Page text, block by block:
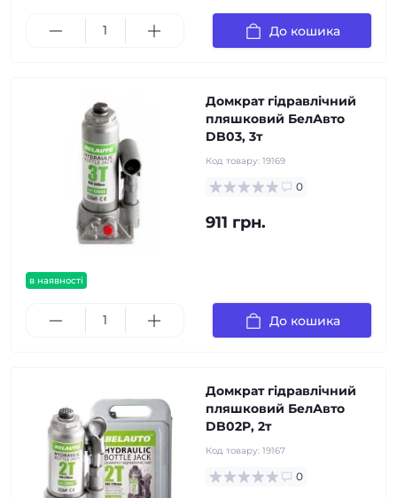
До кошика
в наявності
Домкрат гідравлічний
пляшковий БелАвто
DB03, 3т
Код товару: 19169
0
911 грн.
До кошика
Домкрат гідравлічний
пляшковий БелАвто
DB02P, 2т
Код товару: 19167
0